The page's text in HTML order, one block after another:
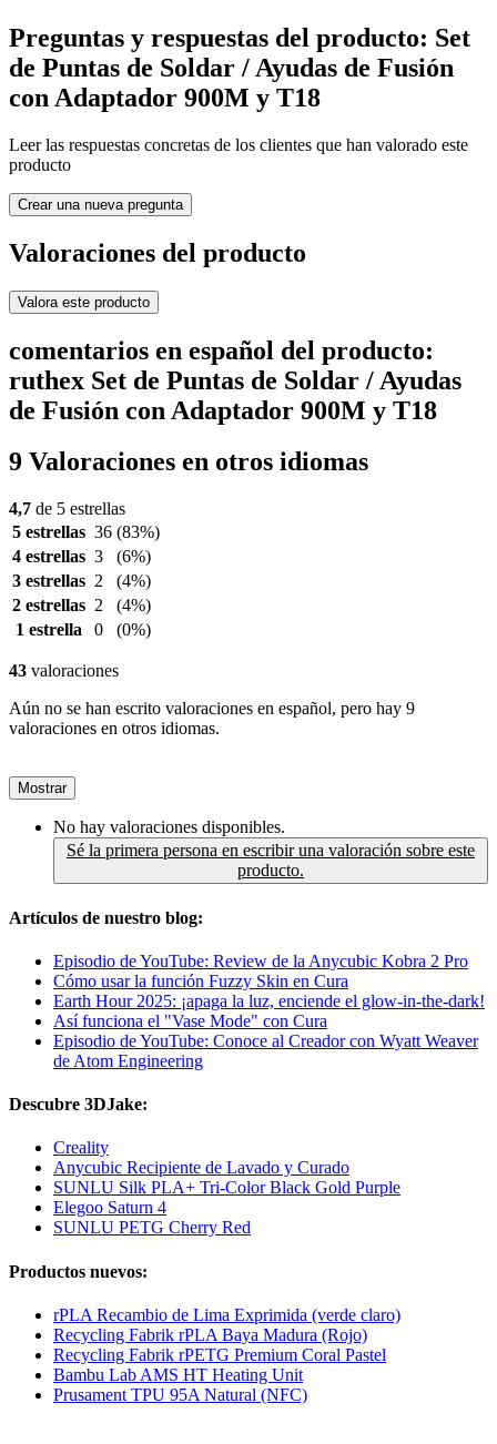
Preguntas y respuestas del producto: Set
de Puntas de Soldar / Ayudas de Fusión
con Adaptador 900M y T18
Leer las respuestas concretas de los clientes que han valorado este
producto
Crear una nueva pregunta
Valoraciones del producto
Valora este producto
comentarios en español del producto:
ruthex Set de Puntas de Soldar / Ayudas
de Fusión con Adaptador 900M y T18
9 Valoraciones en otros idiomas
4,7 de 5 estrellas
5 estrellas 36 (83%)
4 estrellas 3
(6%)
3 estrellas 2
(4%)
2 estrellas 2
(4%)
1 estrella
0 (0%)
43 valoraciones
Aún no se han escrito valoraciones en español, pero hay 9
valoraciones en otros idiomas.
Mostrar
No hay valoraciones disponibles.
Sé la primera persona en escribir una valoración sobre este
producto.
Artículos de nuestro blog:
Episodio de YouTube: Review de la Anycubic Kobra 2 Pro
Cómo usar la función Fuzzy Skin en Cura
Earth Hour 2025: ¡apaga la luz, enciende el glow-in-the-dark!
Así funciona el "Vase Mode" con Cura
Episodio de YouTube: Conoce al Creador con Wyatt Weaver
de Atom Engineering
Descubre 3DJake:
Creality
Anycubic Recipiente de Lavado y Curado
SUNLU Silk PLA+ Tri-Color Black Gold Purple
Elegoo Saturn 4
SUNLU PETG Cherry Red
Productos nuevos:
rPLA Recambio de Lima Exprimida (verde claro)
Recycling Fabrik rPLA Baya Madura (Rojo)
Recycling Fabrik rPETG Premium Coral Pastel
Bambu Lab AMS HT Heating Unit
Prusament TPU 95A Natural (NFC)